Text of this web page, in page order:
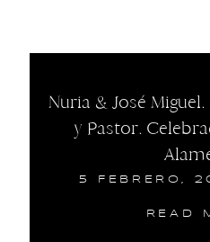
Nuria & José
y Pastor.
5 FEBRERO,
READ